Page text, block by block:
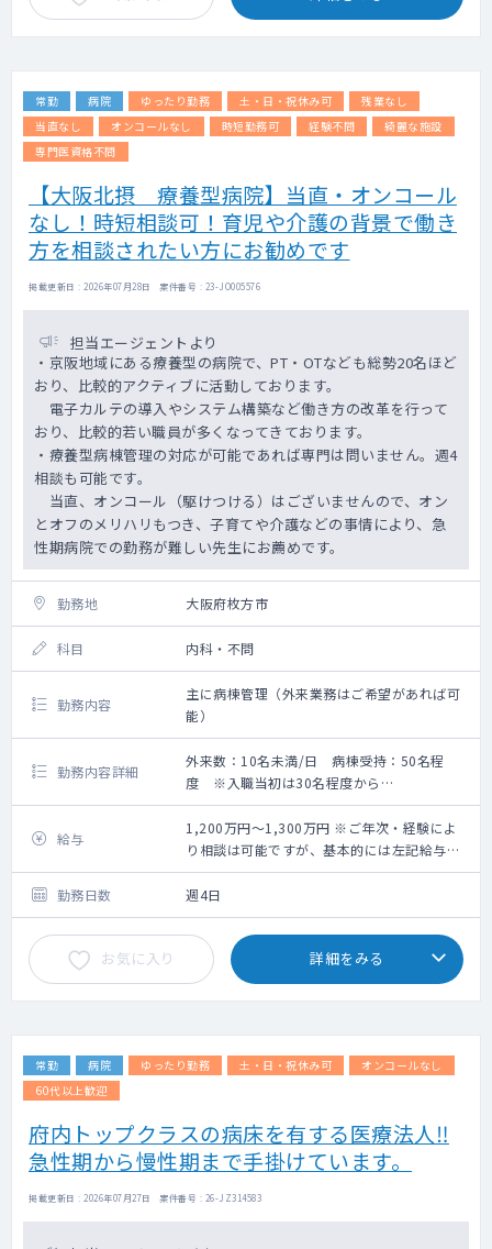
常勤 病院 ゆったり勤務 土・日・祝休み可
残業なし
当直なし
オンコールなし 時短勤務可 経験不問
綺麗な施設
専門医資格不問
【大阪北摂 療養型病院】当直・オンコール
なし！時短相談可！育児や介護の背景で働き
方を相談されたい方にお勧めです
掲載更新日 : 2026年07月28日 案件番号 : 23-JO005576
担当エージェントより
・京阪地域にある療養型の病院で、PT・OTなども総勢20名ほど
おり、比較的アクティブに活動しております。
電子カルテの導入やシステム構築など働き方の改革を行って
おり、比較的若い職員が多くなってきております。
・療養型病棟管理の対応が可能であれば専門は問いません。週4
相談も可能です。
当直、オンコール（駆けつける）はございませんので、オン
とオフのメリハリもつき、子育てや介護などの事情により、急
性期病院での勤務が難しい先生にお薦めです。
勤務地 大阪府枚方市
科目 内科・不問
勤務内容
主に病棟管理（外来業務はご希望があれば可
能）
勤務内容詳細
外来数：10名未満/日 病棟受持：50名程
度 ※入職当初は30名程度から
【勤務内容】
・外来（1日10名程度/介護老健施設の入所者
もしくは職員がほとんど、無しも応相談）
・病棟管理（受け持ち患者数30名前後からス
タートして3ヶ月後には54名（1フロア）を診
てほしい）
・オンコールは呼ばれることも電話がかかっ
てくることもありません。
※入院患者さんのご家族には、入院前に延
命治療を行わないことを説明している。
給与
1,200万円～1,300万円 ※ご年次・経験によ
り相談は可能ですが、基本的には左記給与に
なります。
勤務日数
週4日
お気に入り 詳細をみる
常勤 病院 ゆったり勤務 土・日・祝休み可
オンコールなし
60代以上歓迎
府内トップクラスの病床を有する医療法人‼
急性期から慢性期まで手掛けています。
掲載更新日 : 2026年07月27日 案件番号 : 26-JZ314583